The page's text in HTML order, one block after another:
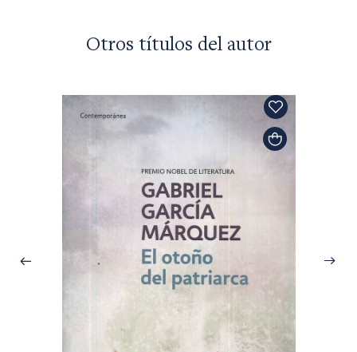
Otros títulos del autor